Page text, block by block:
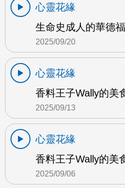
心靈花緣
生命史成人的華德
2025/09/20
心靈花緣
香料王子Wally的美
2025/09/13
心靈花緣
香料王子Wally的美
2025/09/06